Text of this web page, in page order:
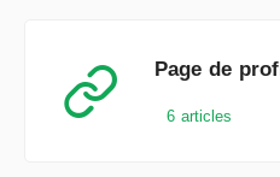
Page de
6 articles